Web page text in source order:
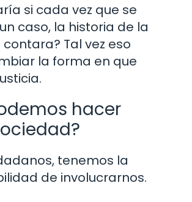
si cada vez que se
caso, la historia de la
Tal vez eso
la forma en que
hacer
tenemos la
de involucrarnos.